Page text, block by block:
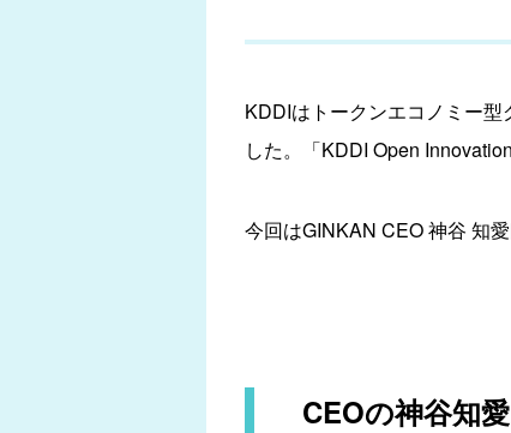
KDDIはトークンエコノミー
した。「KDDI Open
今回はGINKAN CEO 神谷 知
CEOの神谷知